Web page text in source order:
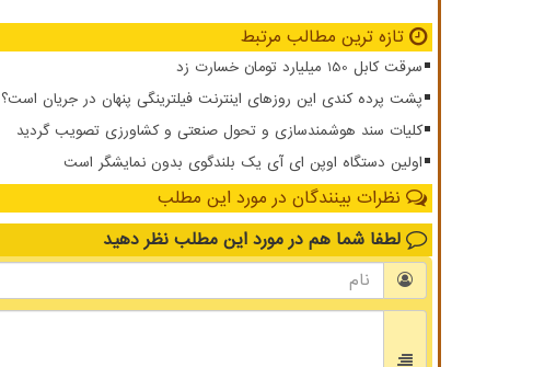
تازه ترین مطالب مرتبط
سرقت کابل 150 میلیارد تومان خسارت زد
پشت پرده کندی این روزهای اینترنت فیلترینگی پنهان در جریان است؟
کلیات سند هوشمندسازی و تحول صنعتی و کشاورزی تصویب گردید
اولین دستگاه اوپن ای آی یک بلندگوی بدون نمایشگر است
نظرات بینندگان در مورد این مطلب
لطفا شما هم در مورد این مطلب نظر دهید